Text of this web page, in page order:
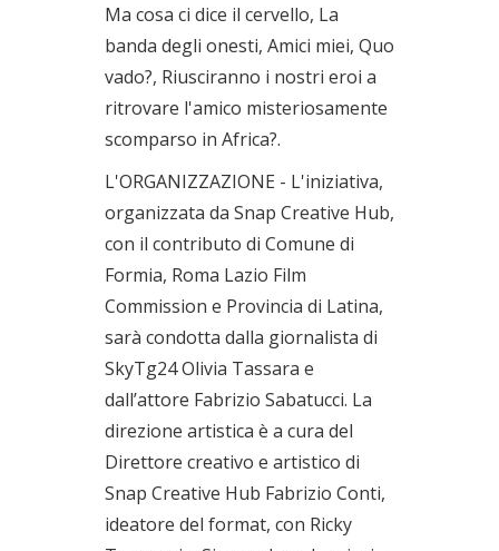
Ma cosa ci dice il cervello, La
banda degli onesti, Amici miei, Quo
vado?, Riusciranno i nostri eroi a
ritrovare l'amico misteriosamente
scomparso in Africa?.
L'ORGANIZZAZIONE - L'iniziativa,
organizzata da Snap Creative Hub,
con il contributo di Comune di
Formia, Roma Lazio Film
Commission e Provincia di Latina,
sarà condotta dalla giornalista di
SkyTg24 Olivia Tassara e
dall’attore Fabrizio Sabatucci. La
direzione artistica è a cura del
Direttore creativo e artistico di
Snap Creative Hub Fabrizio Conti,
ideatore del format, con Ricky